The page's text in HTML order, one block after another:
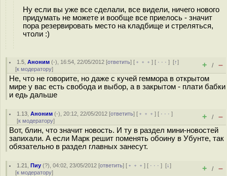
Ну если вы уже все сделали, все видели, ничего нового
придумать не можете и вообще все приелось - значит
пора резервировать место на кладбище и стреляться,
чтоли :)
1.5 ,Аноним (-), 16:54, 22/05/2012 [ответить] [ ﹢﹢﹢] [ · · ·][↑]
[к модератору] + / –
Не, что не говорите, но даже с кучей геммора в открытом
мире у вас есть свобода и выбор, а в закрытом - плати бабки
и едь дальше
1.13 ,Аноним (-), 20:12, 22/05/2012 [ответить] [ ﹢﹢﹢] [ · · ·]
[к модератору] + / –
Вот, блин, что значит новость. И ту в раздел мини-новостей
запихали. А если Марк решит поменять обоину в Убунте, так
обязательно в раздел главных занесут.
1.21 ,Пиу (?), 04:02, 23/05/2012 [ответить] [ ﹢﹢﹢] [ · · ·][↓]
[к модератору] + / –